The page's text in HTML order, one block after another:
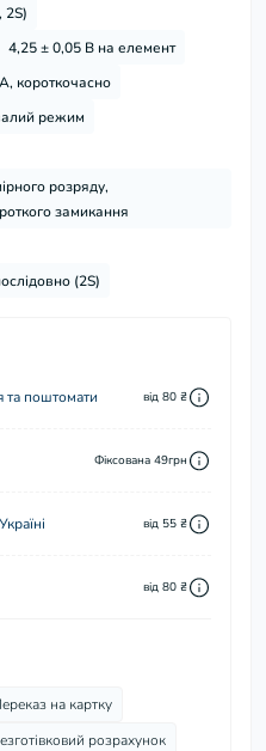
2S)
4,25 ± 0,05 В на елемент
короткочасно
режим
розряду,
замикання
(2S)
поштомати від 80 ₴
Фіксована 49грн
від 55 ₴
від 80 ₴
на картку
розрахунок